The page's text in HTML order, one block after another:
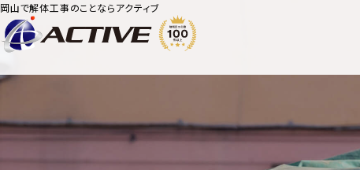
岡山で解体工事のことならアクティブ